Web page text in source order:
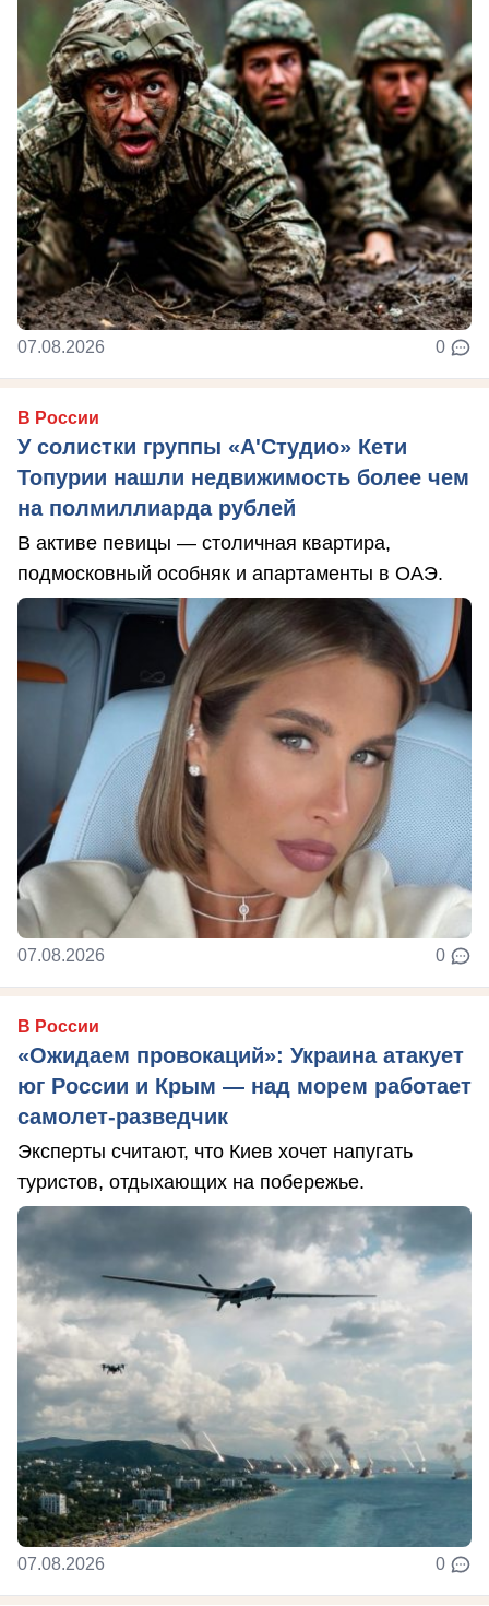
07.08.2026 0
В России
У солистки группы «А'Студио» Кети
Топурии нашли недвижимость более чем
на полмиллиарда рублей
В активе певицы — столичная квартира,
подмосковный особняк и апартаменты в ОАЭ.
07.08.2026 0
В России
«Ожидаем провокаций»: Украина атакует
юг России и Крым — над морем работает
самолет-разведчик
Эксперты считают, что Киев хочет напугать
туристов, отдыхающих на побережье.
07.08.2026 0